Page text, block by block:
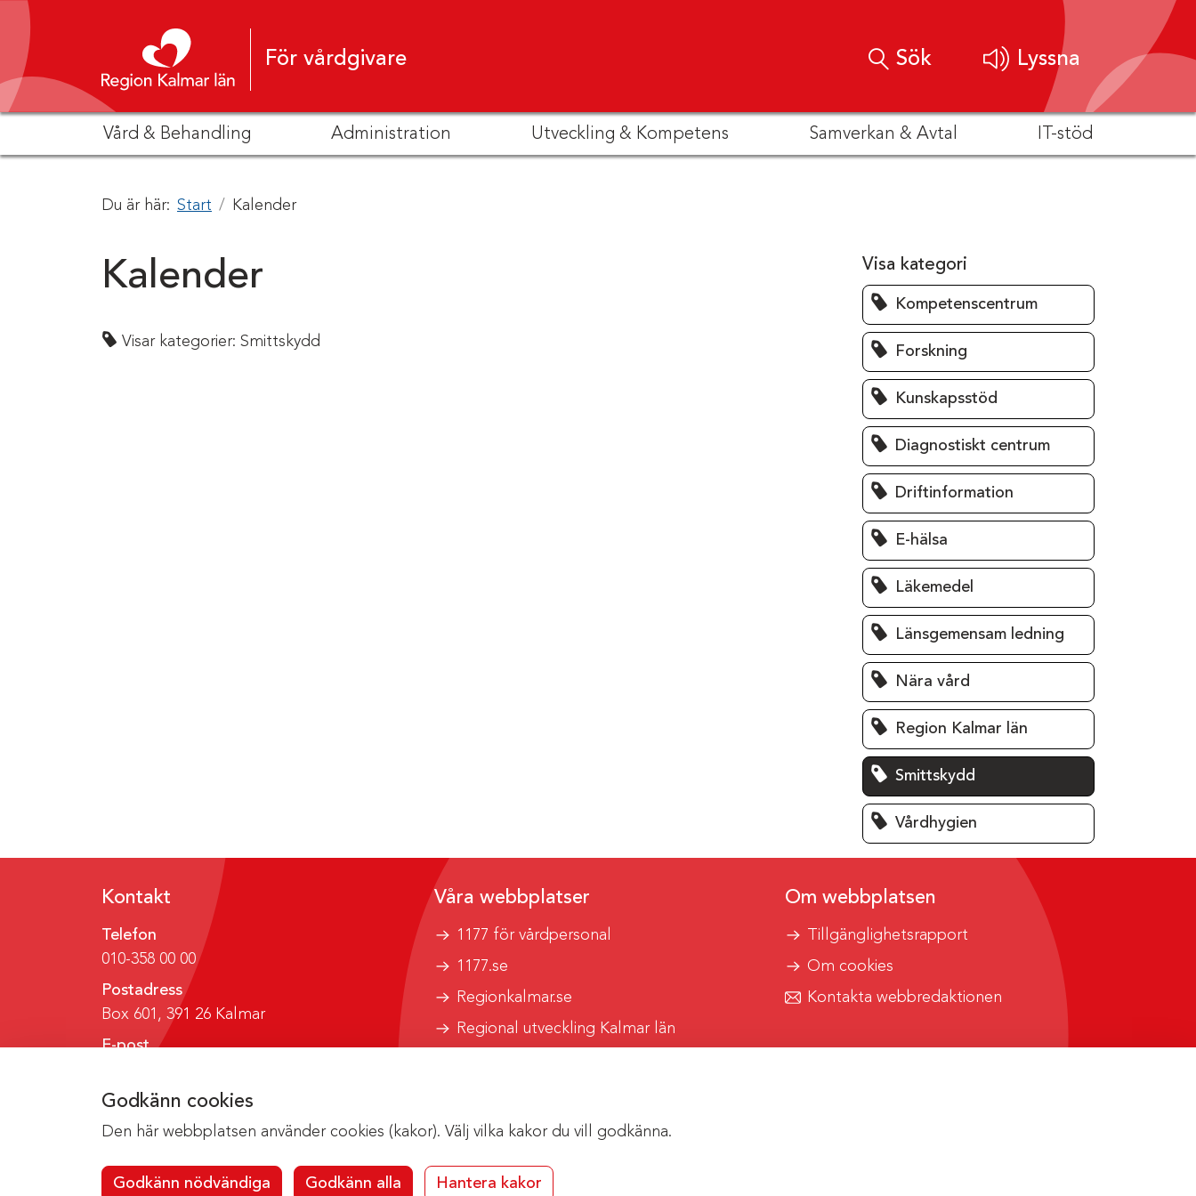
Godkänn cookies
Den här webbplatsen använder cookies (kakor). Välj vilka kakor du vill godkänna.
Godkänn nödvändiga Godkänn alla Hantera kakor
Hoppa till innehåll
För vårdgivare Sök Lyssna
Vård & Behandling Administration Utveckling & Kompetens Samverkan & Avtal IT-stöd
Du är här: Start Kalender
Kalender
Visar kategorier: Smittskydd
Visa kategori
Kompetenscentrum
Forskning
Kunskapsstöd
Diagnostiskt centrum
Driftinformation
E-hälsa
Läkemedel
Länsgemensam ledning
Nära vård
Region Kalmar län
Smittskydd
Vårdhygien
Kontakt
Telefon
010-358 00 00
Postadress
Box 601, 391 26 Kalmar
E-post
Våra webbplatser
1177 för vårdpersonal
1177.se
Regionkalmar.se
Regional utveckling Kalmar län
Om webbplatsen
Tillgänglighetsrapport
Om cookies
Kontakta webbredaktionen